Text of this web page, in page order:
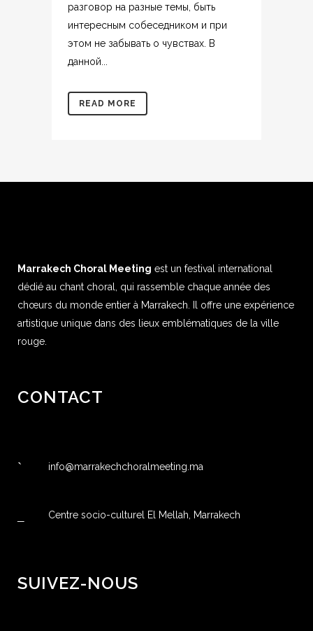
разговор на разные темы, быть
интересным собеседником и при
этом не забывать о чувствах. В
данной...
READ MORE
Marrakech Choral Meeting est un festival international
dédié au chant choral, qui rassemble chaque année des
chœurs du monde entier à Marrakech. Il offre une expérience
artistique unique dans des lieux emblématiques de la ville
rouge.
CONTACT
info@marrakechchoralmeeting.ma
Centre socio-culturel El Mellah, Marrakech
SUIVEZ-NOUS